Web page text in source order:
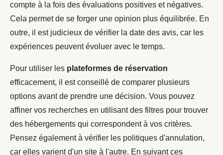
compte à la fois des évaluations positives et négatives.
Cela permet de se forger une opinion plus équilibrée. En
outre, il est judicieux de vérifier la date des avis, car les
expériences peuvent évoluer avec le temps.
Pour utiliser les plateformes de réservation
efficacement, il est conseillé de comparer plusieurs
options avant de prendre une décision. Vous pouvez
affiner vos recherches en utilisant des filtres pour trouver
des hébergements qui correspondent à vos critères.
Pensez également à vérifier les politiques d'annulation,
car elles varient d'un site à l'autre. En suivant ces